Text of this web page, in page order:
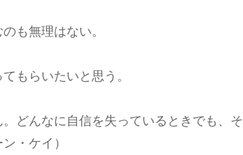
も無理はない。
もらいたいと思う。
どんなに自信を失っているときでも、そ
・ケイ）